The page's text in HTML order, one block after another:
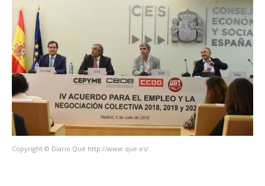
Copyright © Diario Qué http://www.que.es/